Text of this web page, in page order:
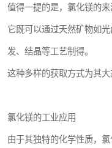
值得一提的是，氯化镁的来
它既可以通过天然矿物如
发、结晶等工艺制得。
这种多样的获取方式为其大
氯化镁的工业应用
由于其独特的化学性质，